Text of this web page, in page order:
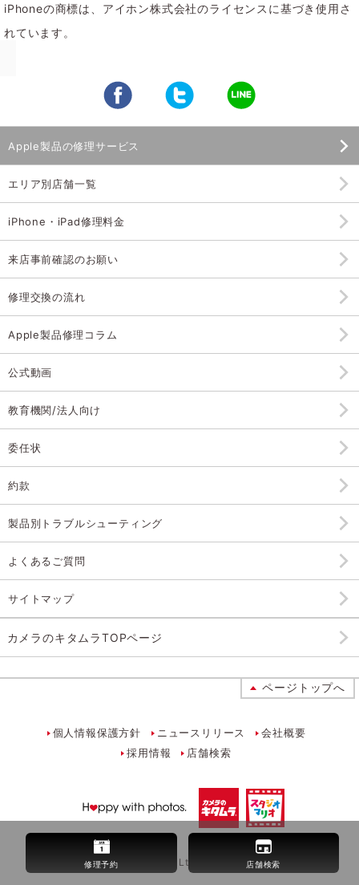
iPhoneの商標は、アイホン株式会社のライセンスに基づき使用さ
れています。
Apple製品の修理サービス
エリア別店舗一覧
iPhone・iPad修理料金
来店事前確認のお願い
修理交換の流れ
Apple製品修理コラム
公式動画
教育機関/法人向け
委任状
約款
製品別トラブルシューティング
よくあるご質問
サイトマップ
カメラのキタムラTOPページ
ページトップへ
個人情報保護方針 ニュースリリース
会社概要
採用情報
店舗検索
2026,KITAMURA Co., Ltd. All Rights Reserved.
修理予約 店舗検索